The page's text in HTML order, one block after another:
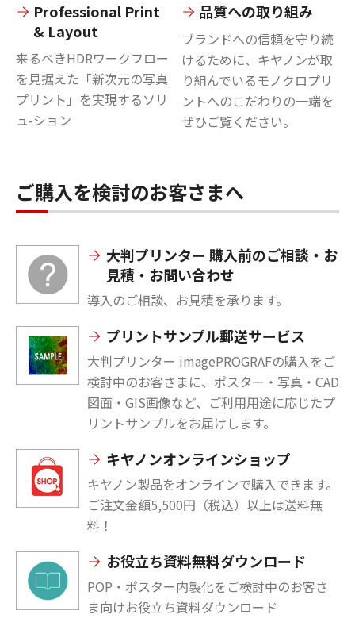
Professional Print
& Layout
来るべきHDRワークフロー
を見据えた「新次元の写真
プリント」を実現するソリ
ュ-ション
品質への取り組み
ブランドへの信頼を守り続
けるために、キヤノンが取
り組んでいるモノクロプリ
ントへのこだわりの一端を
ぜひご覧ください。
ご購入を検討のお客さまへ
大判プリンター 購入前のご相談・お
見積・お問い合わせ
導入のご相談、お見積を承ります。
プリントサンプル郵送サービス
大判プリンター imagePROGRAFの購入をご
検討中のお客さまに、ポスター・写真・CAD
図面・GIS画像など、ご利用用途に応じたプ
リントサンプルをお届けします。
キヤノンオンラインショップ
キヤノン製品をオンラインで購入できます。
ご注文金額5,500円（税込）以上は送料無
料！
お役立ち資料無料ダウンロード
POP・ポスター内製化をご検討中のお客さ
ま向けお役立ち資料ダウンロード